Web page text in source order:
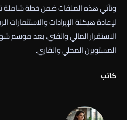
وتأتي هذه الملفات ضمن خطة شاملة
لإعادة هيكلة الإيرادات والاستثمارات
الاستقرار المالي والفني، بعد موسم
المستويين المحلي والقاري.
كاتب